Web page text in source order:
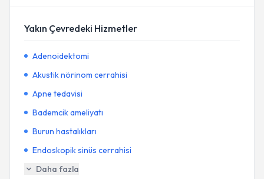
Yakın Çevredeki Hizmetler
Adenoidektomi
Akustik nörinom cerrahisi
Apne tedavisi
Bademcik ameliyatı
Burun hastalıkları
Endoskopik sinüs cerrahisi
Daha fazla